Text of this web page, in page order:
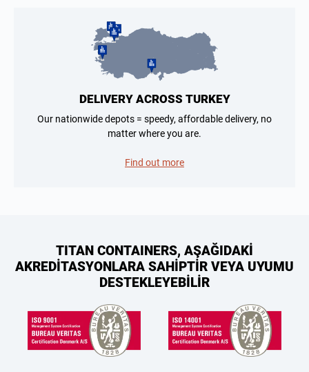
DELIVERY ACROSS TURKEY
Our nationwide depots = speedy, affordable delivery, no
matter where you are.
Find out more
TITAN CONTAINERS, AŞAĞIDAKİ
AKREDİTASYONLARA SAHİPTİR VEYA UYUMU
DESTEKLEYEBİLİR